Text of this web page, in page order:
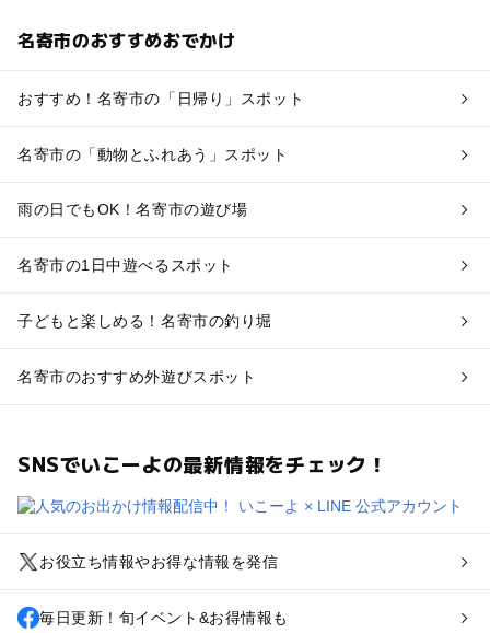
名寄市のおすすめおでかけ
おすすめ！名寄市の「日帰り」スポット
名寄市の「動物とふれあう」スポット
雨の日でもOK！名寄市の遊び場
名寄市の1日中遊べるスポット
子どもと楽しめる！名寄市の釣り堀
名寄市のおすすめ外遊びスポット
SNSでいこーよの最新情報をチェック！
お役立ち情報やお得な情報を発信
毎日更新！旬イベント&お得情報も